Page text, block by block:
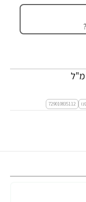
729010835112